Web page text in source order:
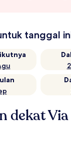
tanggal
dekat